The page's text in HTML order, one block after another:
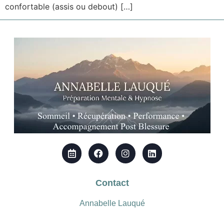
confortable (assis ou debout) […]
Contact
Annabelle Lauqué